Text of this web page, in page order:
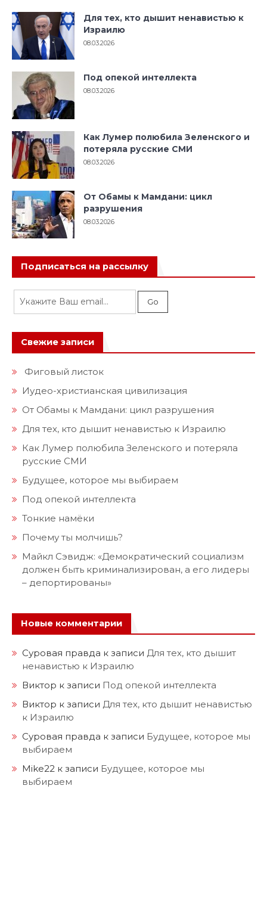
Для тех, кто дышит ненавистью к
Израилю
08.03.2026
Под опекой интеллекта
08.03.2026
Как Лумер полюбила Зеленского и
потеряла русские СМИ
08.03.2026
От Обамы к Мамдани: цикл
разрушения
08.03.2026
Подписаться на рассылку
Свежие записи
Фиговый листок
Иудео-христианская цивилизация
От Обамы к Мамдани: цикл разрушения
Для тех, кто дышит ненавистью к Израилю
Как Лумер полюбила Зеленского и потеряла
русские СМИ
Будущее, которое мы выбираем
Под опекой интеллекта
Тонкие намёки
Почему ты молчишь?
Майкл Сэвидж: «Демократический социализм
должен быть криминализирован, а его лидеры
– депортированы»
Новые комментарии
Суровая правда к записи Для тех, кто дышит
ненавистью к Израилю
Виктор к записи Под опекой интеллекта
Виктор к записи Для тех, кто дышит ненавистью
к Израилю
Суровая правда к записи Будущее, которое мы
выбираем
Mike22 к записи Будущее, которое мы
выбираем